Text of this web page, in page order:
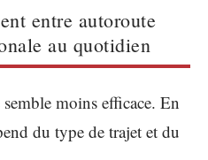
entre autoroute
au quotidien
moins efficace. En
du type de trajet et du